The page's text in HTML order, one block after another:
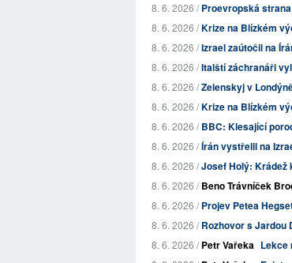
8. 6. 2026 /Proevropská
8. 6. 2026 /Krize na Blízkém
8. 6. 2026 /Izrael zaútočil na
8. 6. 2026 /Italští záchranáři
8. 6. 2026 /Zelenskyj v
8. 6. 2026 /Krize na Blízkém
8. 6. 2026 /BBC: Klesající
8. 6. 2026 /Írán vystřelil na
8. 6. 2026 /Josef Holý: Krádež
8. 6. 2026 /Beno Trávníček
8. 6. 2026 /Projev Petea
8. 6. 2026 /Rozhovor s Jardou
8. 6. 2026 /Petr Vařeka Lekce